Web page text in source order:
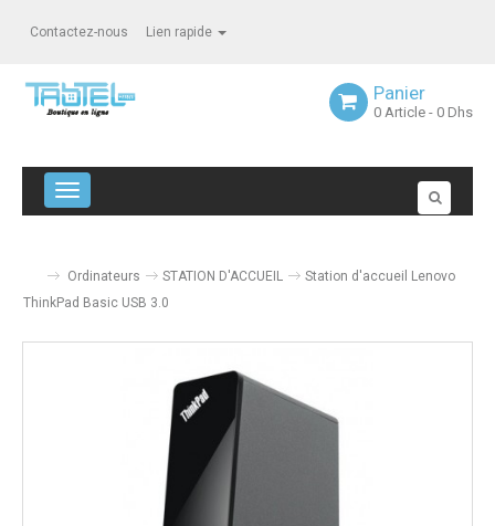
Contactez-nous Lien rapide
Panier
0 Article - 0 Dhs
Navigation bascule
Ordinateurs STATION D'ACCUEIL
Station d'accueil Lenovo
ThinkPad Basic USB 3.0